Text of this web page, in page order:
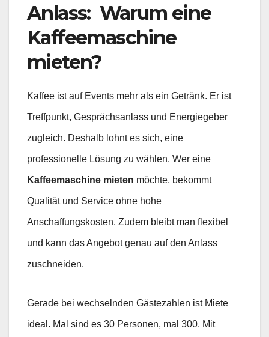
Anlass: Warum eine
Kaffeemaschine
mieten?
Kaffee ist auf Events mehr als ein Getränk. Er ist
Treffpunkt, Gesprächsanlass und Energiegeber
zugleich. Deshalb lohnt es sich, eine
professionelle Lösung zu wählen. Wer eine
Kaffeemaschine mieten möchte, bekommt
Qualität und Service ohne hohe
Anschaffungskosten. Zudem bleibt man flexibel
und kann das Angebot genau auf den Anlass
zuschneiden.
Gerade bei wechselnden Gästezahlen ist Miete
ideal. Mal sind es 30 Personen, mal 300. Mit